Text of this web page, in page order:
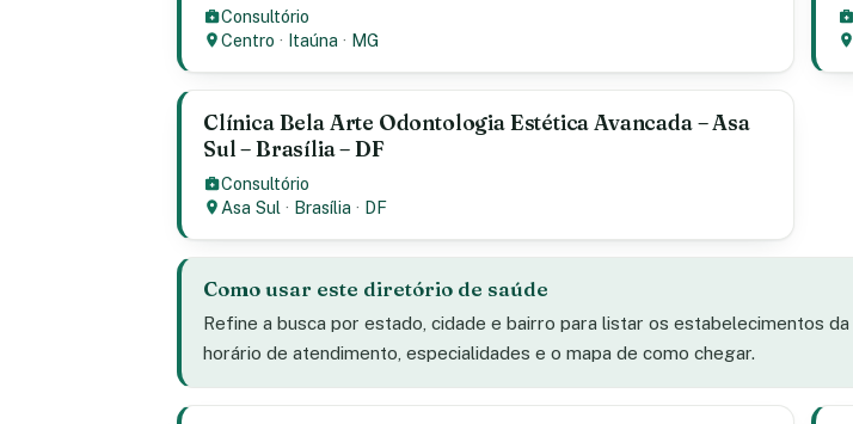
Consultório
Centro · Itaúna · MG
Clínica Bela Arte Odontologia Estética Avancada – Asa
Sul – Brasília – DF
Consultório
Asa Sul · Brasília · DF
Como usar este diretório de saúde
Refine a busca por estado, cidade e bairro para listar os estabelecimentos
horário de atendimento, especialidades e o mapa de como chegar.